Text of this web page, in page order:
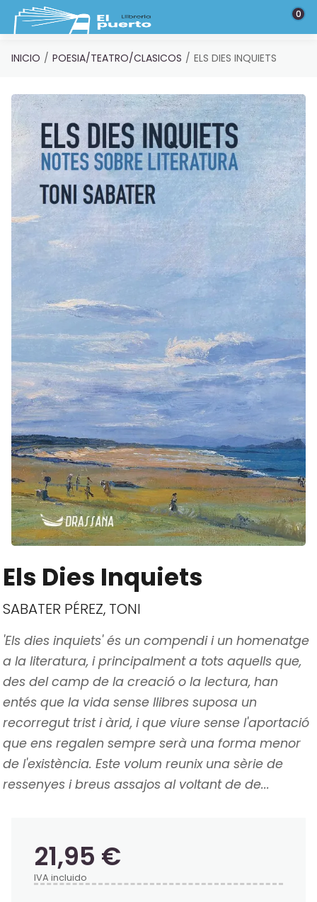
Saltar al contenido principal 0
INICIO POESIA/TEATRO/CLASICOS ELS DIES INQUIETS
Els Dies Inquiets
SABATER PÉREZ, TONI
'Els dies inquiets' és un compendi i un homenatge
a la literatura, i principalment a tots aquells que,
des del camp de la creació o la lectura, han
entés que la vida sense llibres suposa un
recorregut trist i àrid, i que viure sense l'aportació
que ens regalen sempre serà una forma menor
de l'existència. Este volum reunix una sèrie de
ressenyes i breus assajos al voltant de de...
21,95 €
IVA incluido